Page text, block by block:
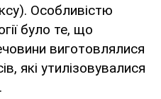
Особливістю
було те, що
виготовлялися
які утилізовувалися